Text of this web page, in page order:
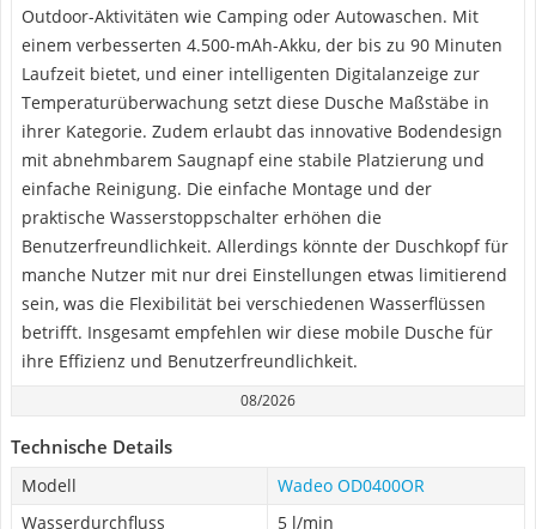
Outdoor-Aktivitäten wie Camping oder Autowaschen. Mit
einem verbesserten 4.500-mAh-Akku, der bis zu 90 Minuten
Laufzeit bietet, und einer intelligenten Digitalanzeige zur
Temperaturüberwachung setzt diese Dusche Maßstäbe in
ihrer Kategorie. Zudem erlaubt das innovative Bodendesign
mit abnehmbarem Saugnapf eine stabile Platzierung und
einfache Reinigung. Die einfache Montage und der
praktische Wasserstoppschalter erhöhen die
Benutzerfreundlichkeit. Allerdings könnte der Duschkopf für
manche Nutzer mit nur drei Einstellungen etwas limitierend
sein, was die Flexibilität bei verschiedenen Wasserflüssen
betrifft. Insgesamt empfehlen wir diese mobile Dusche für
ihre Effizienz und Benutzerfreundlichkeit.
08/2026
Technische Details
Modell
Wadeo OD0400OR
Wasserdurchfluss
5 l/min